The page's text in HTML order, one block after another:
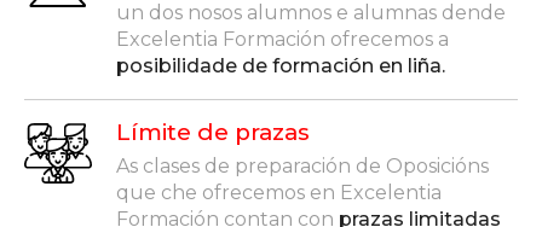
un dos nosos alumnos e alumnas dende
Excelentia Formación ofrecemos a
posibilidade de formación en liña.
Límite de prazas
As clases de preparación de Oposicións
que che ofrecemos en Excelentia
Formación contan con prazas limitadas